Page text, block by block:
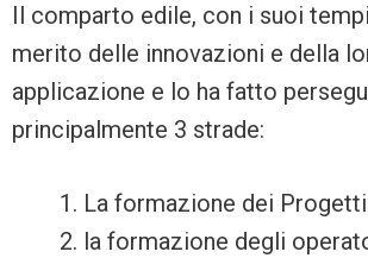
Il comparto edile, con i suoi
merito delle innovazioni e della
applicazione e lo ha fatto
principalmente 3 strade:
La formazione dei
la formazione degli